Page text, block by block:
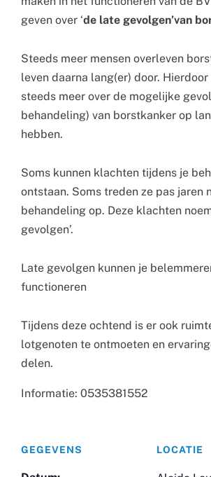
geven over ‘de late gevolgen’van
Steeds meer mensen overleven
leven daarna lang(er) door.
steeds meer over de mogelijke
behandeling) van borstkanker op
hebben.
Soms kunnen klachten tijdens je
ontstaan. Soms treden ze pas jaren
behandeling op. Deze klachten
gevolgen’.
Late gevolgen kunnen je
functioneren
Tijdens deze ochtend is er ook
lotgenoten te ontmoeten en
delen.
Informatie: 0535381552
GEGEVENS LOCATIE